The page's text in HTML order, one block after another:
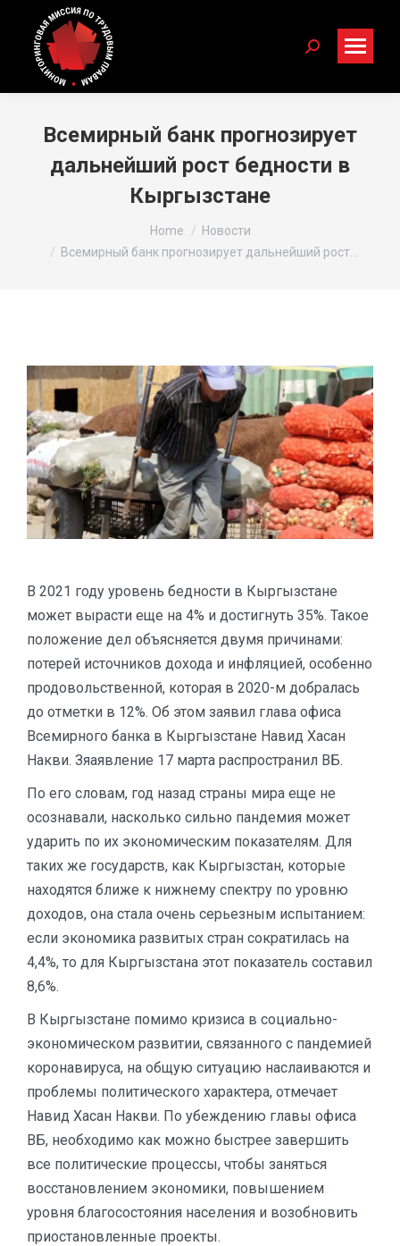
Search:
Всемирный банк прогнозирует
дальнейший рост бедности в
Кыргызстане
Home
Новости
Всемирный банк прогнозирует дальнейший рост…
В 2021 году уровень бедности в Кыргызстане
может вырасти еще на 4% и достигнуть 35%. Такое
положение дел объясняется двумя причинами:
потерей источников дохода и инфляцией, особенно
продовольственной, которая в 2020-м добралась
до отметки в 12%. Об этом заявил глава офиса
Всемирного банка в Кыргызстане Навид Хасан
Накви. Зяаявление 17 марта распространил ВБ.
По его словам, год назад страны мира еще не
осознавали, насколько сильно пандемия может
ударить по их экономическим показателям. Для
таких же государств, как Кыргызстан, которые
находятся ближе к нижнему спектру по уровню
доходов, она стала очень серьезным испытанием:
если экономика развитых стран сократилась на
4,4%, то для Кыргызстана этот показатель составил
8,6%.
В Кыргызстане помимо кризиса в социально-
экономическом развитии, связанного с пандемией
коронавируса, на общую ситуацию наслаиваются и
проблемы политического характера, отмечает
Навид Хасан Накви. По убеждению главы офиса
ВБ, необходимо как можно быстрее завершить
все политические процессы, чтобы заняться
восстановлением экономики, повышением
уровня благосостояния населения и возобновить
приостановленные проекты.